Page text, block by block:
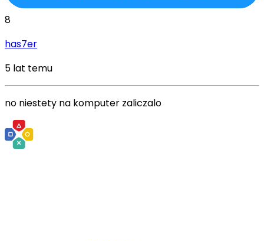
8
has7er
5 lat temu
no niestety na komputer zaliczalo